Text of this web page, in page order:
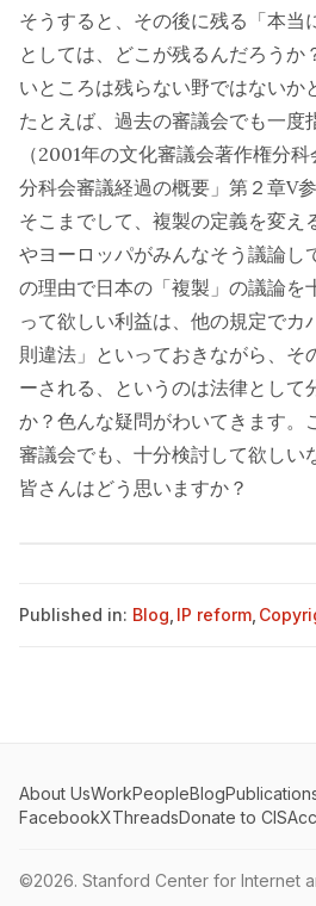
そうすると、その後に残る「本当
としては、どこが残るんだろうか
いところは残らない野ではないか
たとえば、過去の審議会でも一度
（2001年の文化審議会著作権分
分科会審議経過の概要」第２章V
そこまでして、複製の定義を変え
やヨーロッパがみんなそう議論し
の理由で日本の「複製」の議論を
って欲しい利益は、他の規定でカ
則違法」といっておきながら、そ
ーされる、というのは法律として
か？色んな疑問がわいてきます。
審議会でも、十分検討して欲しい
皆さんはどう思いますか？
Published in: Blog IP reform
About UsWorkPeopleBlog
FacebookXThreadsDonate to CIS
©2026. Stanford Center for Internet